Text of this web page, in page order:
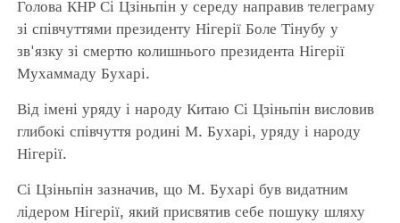
Голова КНР Сі Цзіньпін у середу направив телеграму
зі співчуттями президенту Нігерії Боле Тінубу у
зв'язку зі смертю колишнього президента Нігерії
Мухаммаду Бухарі.
Від імені уряду і народу Китаю Сі Цзіньпін висловив
глибокі співчуття родині М. Бухарі, уряду і народу
Нігерії.
Сі Цзіньпін зазначив, що М. Бухарі був видатним
лідером Нігерії, який присвятив себе пошуку шляху